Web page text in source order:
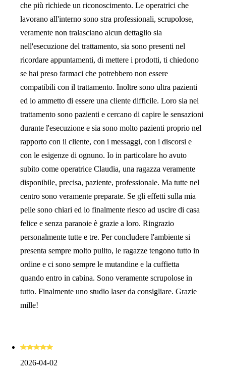
che più richiede un riconoscimento. Le operatrici che
lavorano all'interno sono stra professionali, scrupolose,
veramente non tralasciano alcun dettaglio sia
nell'esecuzione del trattamento, sia sono presenti nel
ricordare appuntamenti, di mettere i prodotti, ti chiedono
se hai preso farmaci che potrebbero non essere
compatibili con il trattamento. Inoltre sono ultra pazienti
ed io ammetto di essere una cliente difficile. Loro sia nel
trattamento sono pazienti e cercano di capire le sensazioni
durante l'esecuzione e sia sono molto pazienti proprio nel
rapporto con il cliente, con i messaggi, con i discorsi e
con le esigenze di ognuno. Io in particolare ho avuto
subito come operatrice Claudia, una ragazza veramente
disponibile, precisa, paziente, professionale. Ma tutte nel
centro sono veramente preparate. Se gli effetti sulla mia
pelle sono chiari ed io finalmente riesco ad uscire di casa
felice e senza paranoie è grazie a loro. Ringrazio
personalmente tutte e tre. Per concludere l'ambiente si
presenta sempre molto pulito, le ragazze tengono tutto in
ordine e ci sono sempre le mutandine e la cuffietta
quando entro in cabina. Sono veramente scrupolose in
tutto. Finalmente uno studio laser da consigliare. Grazie
mille!
2026-04-02